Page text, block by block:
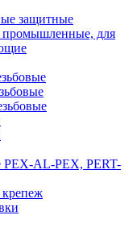
защитные
для
PEX-AL-PEX, PERT-
крепеж